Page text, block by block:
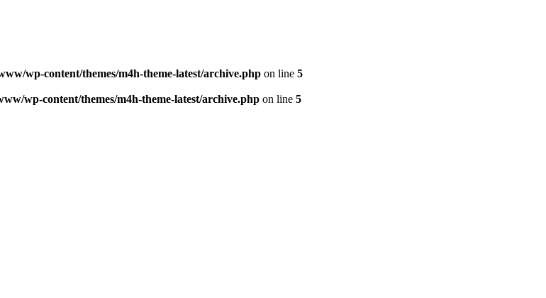
wp-content/themes/m4h-theme-latest/archive.php on line 5
wp-content/themes/m4h-theme-latest/archive.php on line 5